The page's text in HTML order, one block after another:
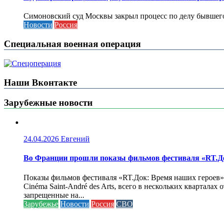
Симоновский суд Москвы закрыл процесс по делу
Новости Россия
Специальная военная операция
Наши Вконтакте
Зарубежные новости
24.04.2026 Евгений
Во Франции прошли показы фильмов фестиваля
Показы фильмов фестиваля «RT.Док: Время наших
Cinéma Saint-André des Arts, всего в нескольких
запрещенные на...
Зарубежье Новости Россия СВО